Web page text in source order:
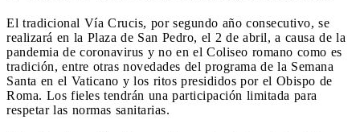
El tradicional Vía Crucis, por segundo año consecutivo, se
realizará en la Plaza de San Pedro, el 2 de abril, a causa de la
pandemia de coronavirus y no en el Coliseo romano como es
tradición, entre otras novedades del programa de la Semana
Santa en el Vaticano y los ritos presididos por el Obispo de
Roma. Los fieles tendrán una participación limitada para
respetar las normas sanitarias.